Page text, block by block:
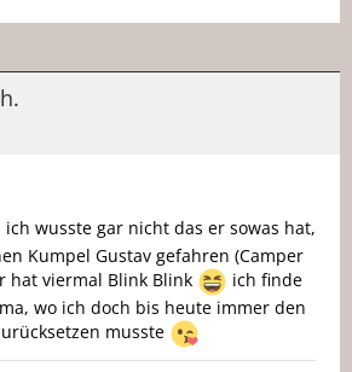
ich wusste gar nicht das er sowas hat,
Kumpel Gustav gefahren (Camper
hat viermal Blink Blink
ich finde
wo ich doch bis heute immer den
musste